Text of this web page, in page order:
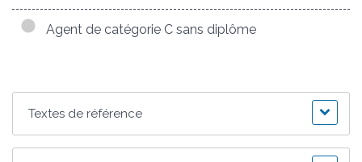
Agent de catégorie C sans diplôme
Textes de référence